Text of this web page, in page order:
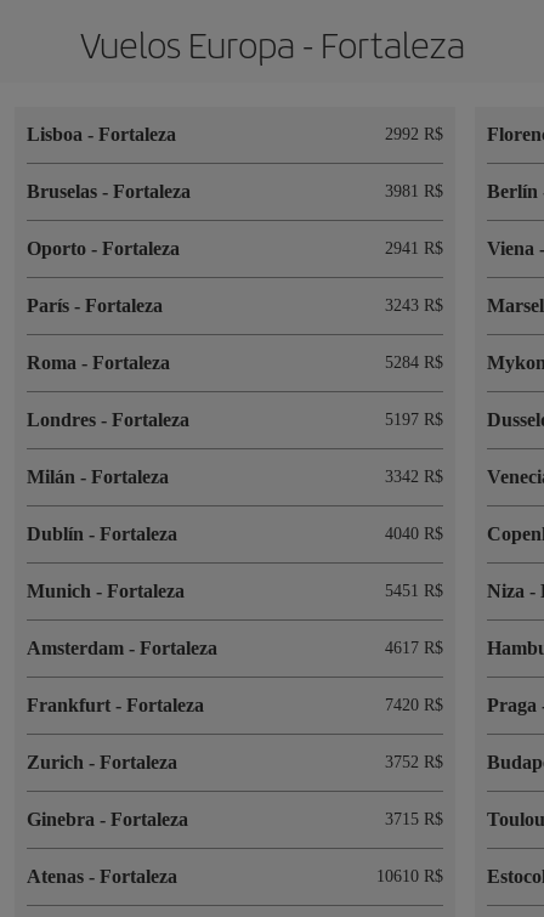
Vuelos Europa - Fortaleza
Lisboa - Fortaleza 2992 R$
Bruselas - Fortaleza 3981 R$
Oporto - Fortaleza 2941 R$
París - Fortaleza 3243 R$
Roma - Fortaleza 5284 R$
Londres - Fortaleza 5197 R$
Milán - Fortaleza 3342 R$
Dublín - Fortaleza 4040 R$
Munich - Fortaleza 5451 R$
Amsterdam - Fortaleza 4617 R$
Frankfurt - Fortaleza 7420 R$
Zurich - Fortaleza 3752 R$
Ginebra - Fortaleza 3715 R$
Atenas - Fortaleza 10610 R$
Berlín
Viena
Niza-
Praga